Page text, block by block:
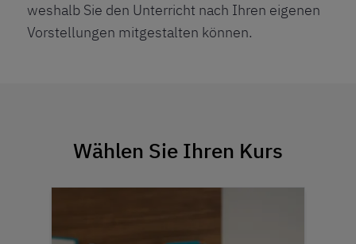
weshalb Sie den Unterricht nach Ihren eigenen
Vorstellungen mitgestalten können.
Wählen Sie Ihren Kurs